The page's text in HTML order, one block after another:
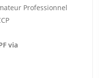
Professionnel
via